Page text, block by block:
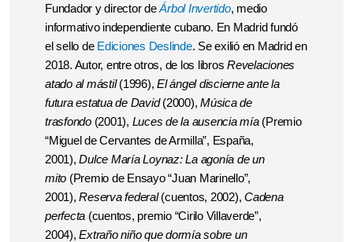
Fundador y director deÁrbol Invertido, medio
informativo independiente cubano. En Madrid fundó
el sello de Ediciones Deslinde. Se exilió en Madrid en
2018. Autor, entre otros, de los libros Revelaciones
atado al mástil(1996), El ángel discierne ante la
futura estatua de David(2000), Música de
trasfondo(2001), Luces de la ausencia mía(Premio
“Miguel de Cervantes de Armilla”, España,
2001),Dulce María Loynaz: La agonía de un
mito (Premio de Ensayo “Juan Marinello”,
2001),Reserva federal(cuentos, 2002), Cadena
perfecta (cuentos, premio “Cirilo Villaverde”,
2004),Extraño niño que dormía sobre un